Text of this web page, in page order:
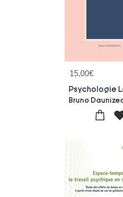
15,00€
Bruno